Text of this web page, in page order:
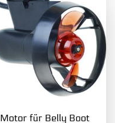
Motor für Belly Boot